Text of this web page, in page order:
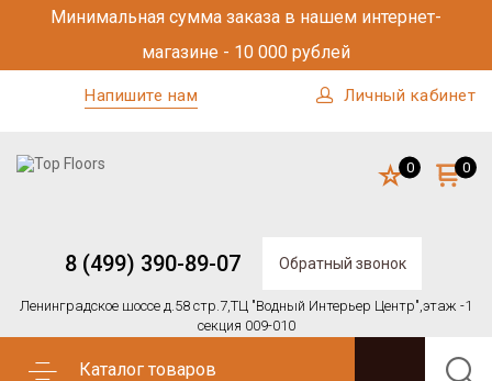
Минимальная сумма заказа в нашем интернет-
магазине - 10 000 рублей
Напишите нам Личный кабинет
8 (499) 390-89-07 Обратный звонок
Ленинградское шоссе д.58 стр.7,ТЦ "Водный Интерьер Центр",этаж -1
секция 009-010
0 0
Каталог товаров